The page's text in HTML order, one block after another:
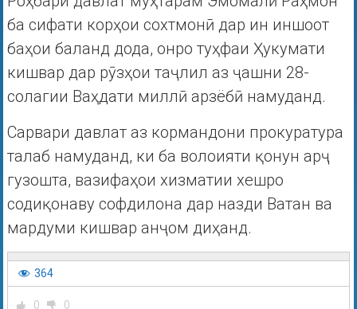
ба сифати корҳои сохтмонӣ дар ин иншоот
баҳои баланд дода, онро туҳфаи Ҳукумати
кишвар дар рӯзҳои таҷлил аз ҷашни 28-
солагии Ваҳдати миллӣ арзёбӣ намуданд.
Сарвари давлат аз кормандони прокуратура
талаб намуданд, ки ба волоияти қонун арҷ
гузошта, вазифаҳои хизматии хешро
содиқонаву софдилона дар назди Ватан ва
мардуми кишвар анҷом диҳанд.
364
0 0